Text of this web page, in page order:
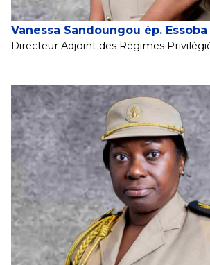
Vanessa Sandoungou ép. Essoba
Directeur Adjoint des Régimes